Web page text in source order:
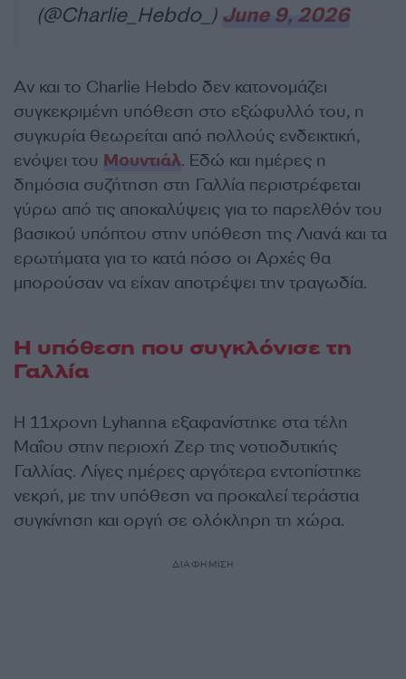
(@Charlie_Hebdo_) June 9, 2026
Αν και το Charlie Hebdo δεν κατονομάζει
συγκεκριμένη υπόθεση στο εξώφυλλό του, η
συγκυρία θεωρείται από πολλούς ενδεικτική,
ενόψει του Μουντιάλ. Εδώ και ημέρες η
δημόσια συζήτηση στη Γαλλία περιστρέφεται
γύρω από τις αποκαλύψεις για το παρελθόν του
βασικού υπόπτου στην υπόθεση της Λιανά και τα
ερωτήματα για το κατά πόσο οι Αρχές θα
μπορούσαν να είχαν αποτρέψει την τραγωδία.
Η υπόθεση που συγκλόνισε τη
Γαλλία
Η 11χρονη Lyhanna εξαφανίστηκε στα τέλη
Μαΐου στην περιοχή Ζερ της νοτιοδυτικής
Γαλλίας. Λίγες ημέρες αργότερα εντοπίστηκε
νεκρή, με την υπόθεση να προκαλεί τεράστια
συγκίνηση και οργή σε ολόκληρη τη χώρα.
ΔΙΑΦΗΜΙΣΗ